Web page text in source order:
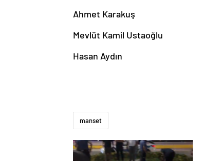
Ahmet Karakuş
Mevlüt Kamil Ustaoğlu
Hasan Aydın
levitra-
manset